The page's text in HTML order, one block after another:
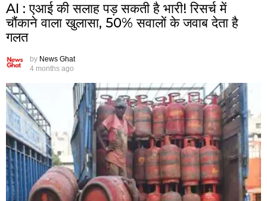
AI : एआई की सलाह पड़ सकती है भारी! रिसर्च में
चौंकाने वाला खुलासा, 50% सवालों के जवाब देता है
गलत
by News Ghat
4 months ago